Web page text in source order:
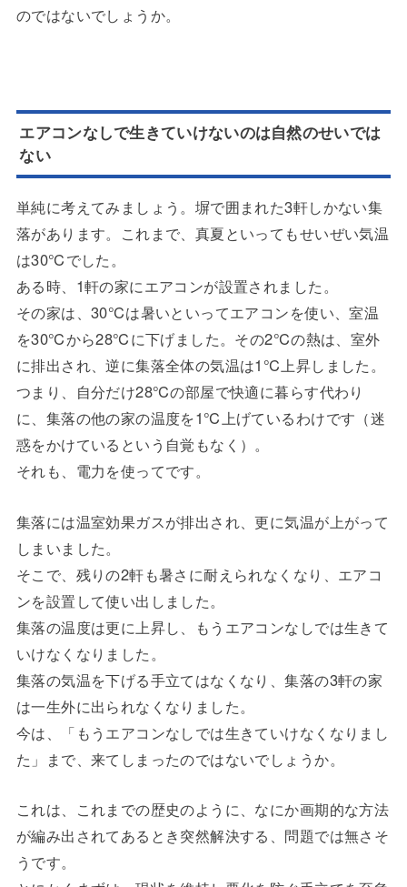
のではないでしょうか。
エアコンなしで生きていけないのは自然のせいでは
ない
単純に考えてみましょう。塀で囲まれた3軒しかない集
落があります。これまで、真夏といってもせいぜい気温
は30℃でした。
ある時、1軒の家にエアコンが設置されました。
その家は、30℃は暑いといってエアコンを使い、室温
を30℃から28℃に下げました。その2℃の熱は、室外
に排出され、逆に集落全体の気温は1℃上昇しました。
つまり、自分だけ28℃の部屋で快適に暮らす代わり
に、集落の他の家の温度を1℃上げているわけです（迷
惑をかけているという自覚もなく）。
それも、電力を使ってです。
集落には温室効果ガスが排出され、更に気温が上がって
しまいました。
そこで、残りの2軒も暑さに耐えられなくなり、エアコ
ンを設置して使い出しました。
集落の温度は更に上昇し、もうエアコンなしでは生きて
いけなくなりました。
集落の気温を下げる手立てはなくなり、集落の3軒の家
は一生外に出られなくなりました。
今は、「もうエアコンなしでは生きていけなくなりまし
た」まで、来てしまったのではないでしょうか。
これは、これまでの歴史のように、なにか画期的な方法
が編み出されてあるとき突然解決する、問題では無さそ
うです。